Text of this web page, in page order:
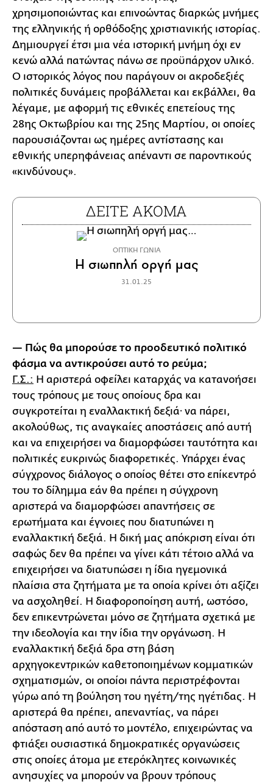
χρησιμοποιώντας και επινοώντας διαρκώς μνήμες
της ελληνικής ή ορθόδοξης χριστιανικής ιστορίας.
Δημιουργεί έτσι μια νέα ιστορική μνήμη όχι εν
κενώ αλλά πατώντας πάνω σε προϋπάρχον υλικό.
Ο ιστορικός λόγος που παράγουν οι ακροδεξιές
πολιτικές δυνάμεις προβάλλεται και εκβάλλει, θα
λέγαμε, με αφορμή τις εθνικές επετείους της
28ης Οκτωβρίου και της 25ης Μαρτίου, οι οποίες
παρουσιάζονται ως ημέρες αντίστασης και
εθνικής υπερηφάνειας απέναντι σε παροντικούς
«κινδύνους».
ΔΕΙΤΕ ΑΚΟΜΑ
ΟΠΤΙΚΗ ΓΩΝΙΑ
Η σιωπηλή οργή μας
31.01.25
— Πώς θα μπορούσε το προοδευτικό πολιτικό
φάσμα να αντικρούσει αυτό το ρεύμα;
Γ.Σ.: Η αριστερά οφείλει καταρχάς να κατανοήσει
τους τρόπους με τους οποίους δρα και
συγκροτείται η εναλλακτική δεξιά· να πάρει,
ακολούθως, τις αναγκαίες αποστάσεις από αυτή
και να επιχειρήσει να διαμορφώσει ταυτότητα και
πολιτικές ευκρινώς διαφορετικές. Υπάρχει ένας
σύγχρονος διάλογος ο οποίος θέτει στο επίκεντρό
του το δίλημμα εάν θα πρέπει η σύγχρονη
αριστερά να διαμορφώσει απαντήσεις σε
ερωτήματα και έγνοιες που διατυπώνει η
εναλλακτική δεξιά. Η δική μας απόκριση είναι ότι
σαφώς δεν θα πρέπει να γίνει κάτι τέτοιο αλλά να
επιχειρήσει να διατυπώσει η ίδια ηγεμονικά
πλαίσια στα ζητήματα με τα οποία κρίνει ότι αξίζει
να ασχοληθεί. Η διαφοροποίηση αυτή, ωστόσο,
δεν επικεντρώνεται μόνο σε ζητήματα σχετικά με
την ιδεολογία και την ίδια την οργάνωση. Η
εναλλακτική δεξιά δρα στη βάση
αρχηγοκεντρικών καθετοποιημένων κομματικών
σχηματισμών, οι οποίοι πάντα περιστρέφονται
γύρω από τη βούληση του ηγέτη/της ηγέτιδας. Η
αριστερά θα πρέπει, απεναντίας, να πάρει
απόσταση από αυτό το μοντέλο, επιχειρώντας να
φτιάξει ουσιαστικά δημοκρατικές οργανώσεις
στις οποίες άτομα με ετερόκλητες κοινωνικές
ανησυχίες να μπορούν να βρουν τρόπους